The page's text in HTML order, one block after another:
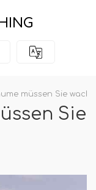
müssen Sie
Sie